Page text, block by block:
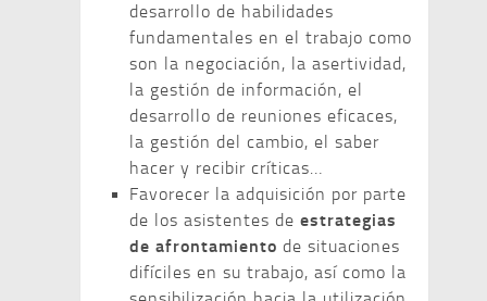
desarrollo de habilidades
fundamentales en el trabajo como
son la negociación, la asertividad,
la gestión de información, el
desarrollo de reuniones eficaces,
la gestión del cambio, el saber
hacer y recibir críticas…
Favorecer la adquisición por parte
de los asistentes de estrategias
de afrontamiento de situaciones
difíciles en su trabajo, así como la